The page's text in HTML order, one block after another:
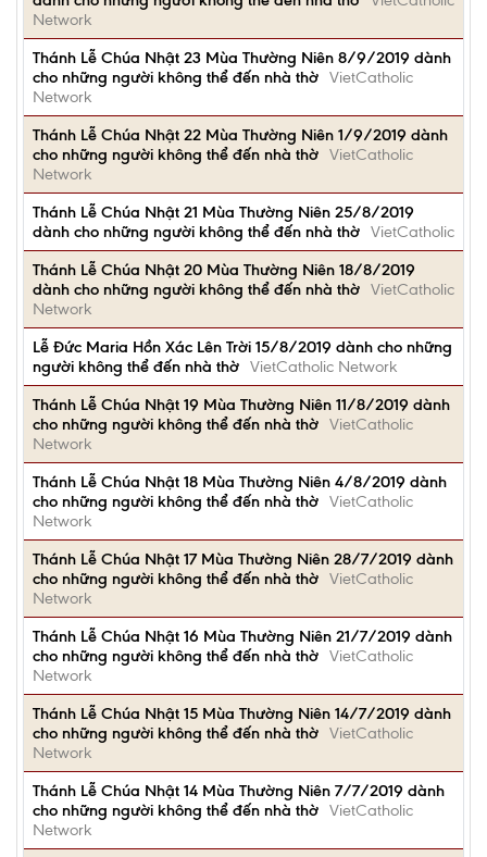
Network
Thánh Lễ Chúa Nhật 23 Mùa Thường Niên 8/9/2019 dành
cho những người không thể đến nhà thờ VietCatholic
Network
Thánh Lễ Chúa Nhật 22 Mùa Thường Niên 1/9/2019 dành
cho những người không thể đến nhà thờ VietCatholic
Network
Thánh Lễ Chúa Nhật 21 Mùa Thường Niên 25/8/2019
dành cho những người không thể đến nhà thờ VietCatholic
Thánh Lễ Chúa Nhật 20 Mùa Thường Niên 18/8/2019
dành cho những người không thể đến nhà thờ VietCatholic
Network
Lễ Ðức Maria Hồn Xác Lên Trời 15/8/2019 dành cho những
người không thể đến nhà thờ VietCatholic Network
Thánh Lễ Chúa Nhật 19 Mùa Thường Niên 11/8/2019 dành
cho những người không thể đến nhà thờ VietCatholic
Network
Thánh Lễ Chúa Nhật 18 Mùa Thường Niên 4/8/2019 dành
cho những người không thể đến nhà thờ VietCatholic
Network
Thánh Lễ Chúa Nhật 17 Mùa Thường Niên 28/7/2019 dành
cho những người không thể đến nhà thờ VietCatholic
Network
Thánh Lễ Chúa Nhật 16 Mùa Thường Niên 21/7/2019 dành
cho những người không thể đến nhà thờ VietCatholic
Network
Thánh Lễ Chúa Nhật 15 Mùa Thường Niên 14/7/2019 dành
cho những người không thể đến nhà thờ VietCatholic
Network
Thánh Lễ Chúa Nhật 14 Mùa Thường Niên 7/7/2019 dành
cho những người không thể đến nhà thờ VietCatholic
Network